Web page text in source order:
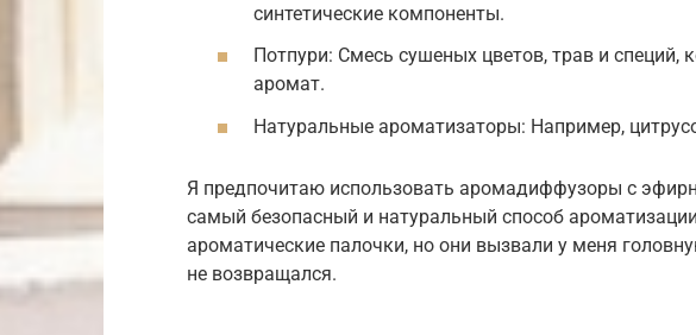
синтетические компоненты.
Потпури: Смесь сушеных цветов, трав и специй,
аромат.
Натуральные ароматизаторы: Например,
Я предпочитаю использовать аромадиффузоры с
самый безопасный и натуральный способ
ароматические палочки, но они вызвали у меня
не возвращался.